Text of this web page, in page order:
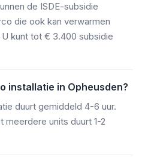
de ISDE-subsidie
die ook kan verwarmen
kunt tot € 3.400 subsidie
installatie in Opheusden?
duurt gemiddeld 4-6 uur.
units duurt 1-2